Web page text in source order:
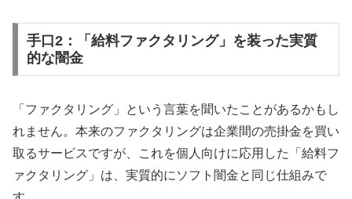
手口2：「給料ファクタリング」を装った実質
的な闇金
「ファクタリング」という言葉を聞いたことがあるかもし
れません。本来のファクタリングは企業間の売掛金を買い
取るサービスですが、これを個人向けに応用した「給料フ
ァクタリング」は、実質的にソフト闇金と同じ仕組みで